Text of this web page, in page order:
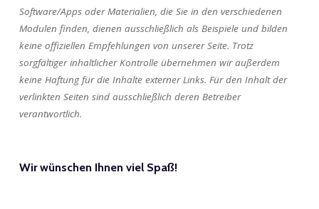
Software/Apps oder Materialien, die Sie in den verschiedenen
Modulen finden, dienen ausschließlich als Beispiele und bilden
keine offiziellen Empfehlungen von unserer Seite. Trotz
sorgfältiger inhaltlicher Kontrolle übernehmen wir außerdem
keine Haftung für die Inhalte externer Links. Für den Inhalt der
verlinkten Seiten sind ausschließlich deren Betreiber
verantwortlich.
Wir wünschen Ihnen viel Spaß!